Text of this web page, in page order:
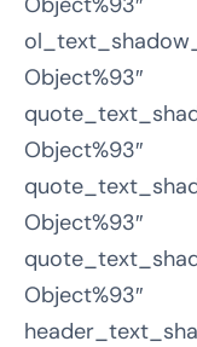
Object%93″
Object%93″
Object%93″
Object%93″